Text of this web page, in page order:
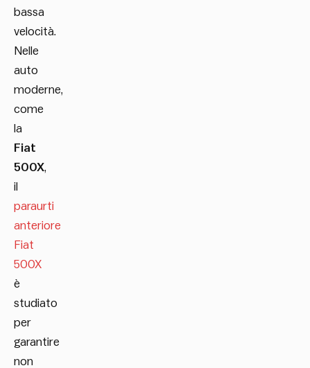
bassa
velocità.
Nelle
auto
moderne,
come
la
Fiat
500X,
il
paraurti
anteriore
Fiat
500X
è
studiato
per
garantire
non